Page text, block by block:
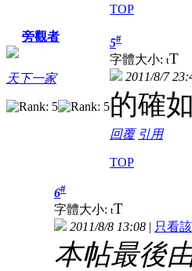
TOP
旁觀者
天下一家
5#
字體大小: tT
2011/8/7
的確
回覆 引用
TOP
6#
字體大小: tT
2011/8/8 13:08 | 只看
本帖最後